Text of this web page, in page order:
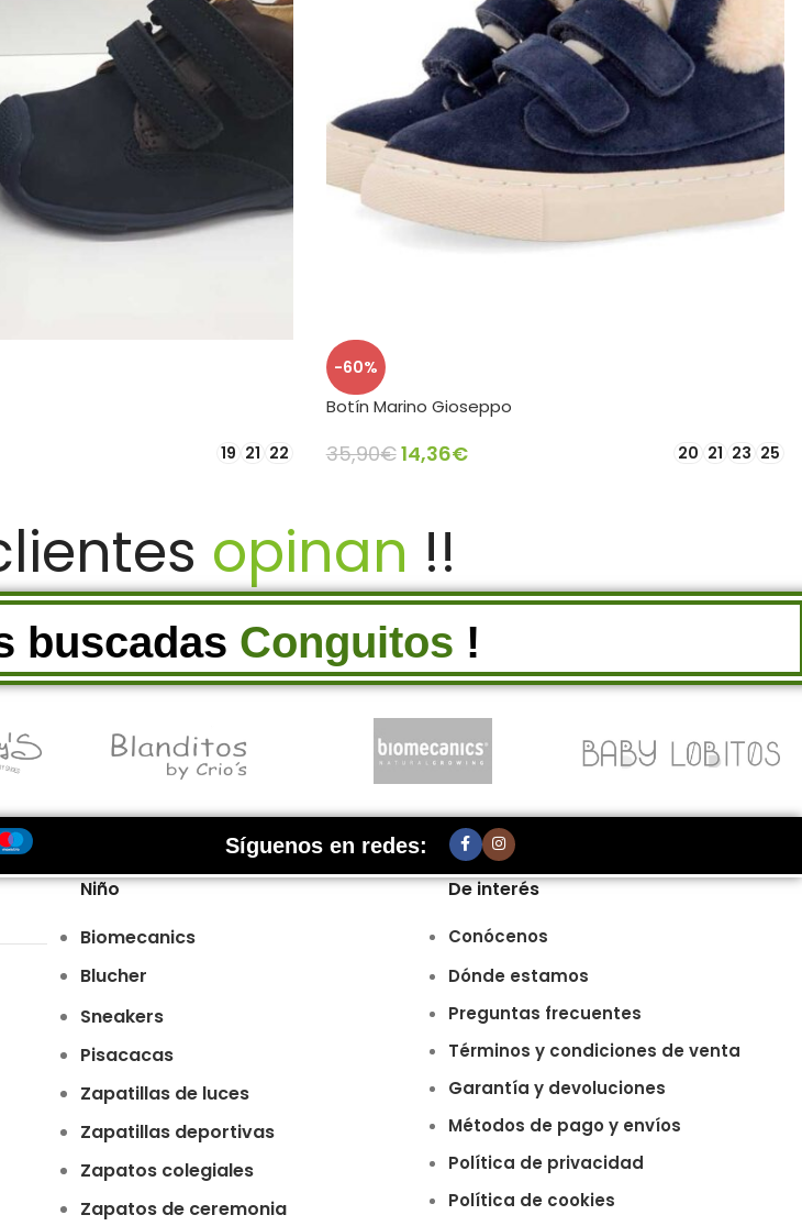
19 21 22
-60%
Botín Marino Gioseppo
35,90€14,36€ 20 21 23 25
opinan !!
buscadas Conguitos
Pablosky !
Síguenos en redes:
Niño
Biomecanics
Blucher
Sneakers
Pisacacas
Zapatillas de luces
Zapatillas deportivas
Zapatos colegiales
Zapatos de ceremonia
De interés
Conócenos
Dónde estamos
Preguntas frecuentes
Términos y condiciones de venta
Garantía y devoluciones
Métodos de pago y envíos
Política de privacidad
Política de cookies